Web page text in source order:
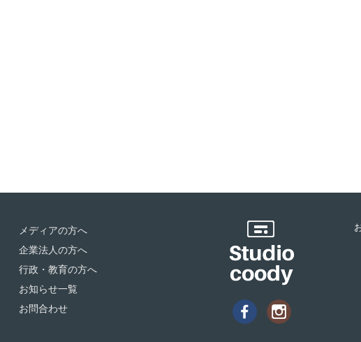
メディアの方へ
企業法人の方へ
行政・教育の方へ
お知らせ一覧
お問合わせ